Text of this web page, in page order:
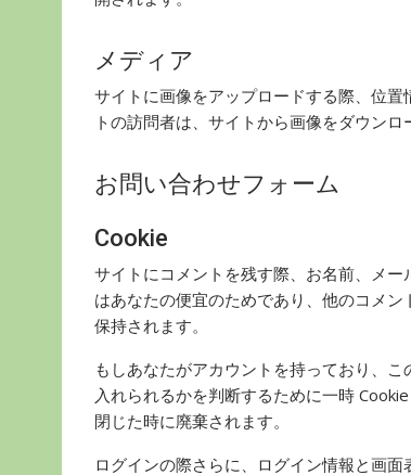
メディア
サイトに画像をアップロードする際、位
トの訪問者は、サイトから画像をダウン
お問い合わせフォーム
Cookie
サイトにコメントを残す際、お名前、メ
はあなたの便宜のためであり、他のコメ
保持されます。
もしあなたがアカウントを持っており、
入れられるかを判断するために一時
閉じた時に廃棄されます。
ログインの際さらに、ログイン情報と画